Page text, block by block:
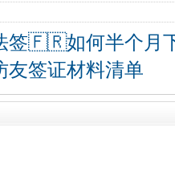
签🇫🇷如何半个月
友签证材料清单